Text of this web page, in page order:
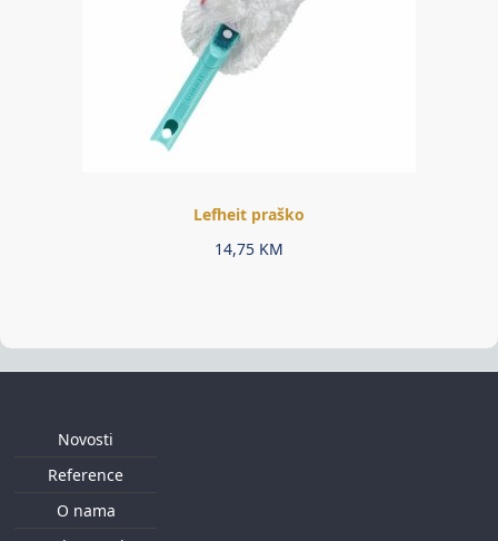
Lefheit praško
14,75 KM
Novosti
Reference
O nama